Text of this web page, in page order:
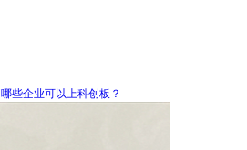
哪些企业可以上科创板？